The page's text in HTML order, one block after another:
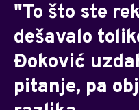
"To što ste
dešavalo
Đoković
pitanje, pa